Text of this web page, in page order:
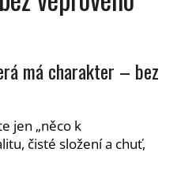
má charakter – bez
jen „něco k
čisté složení a chuť,